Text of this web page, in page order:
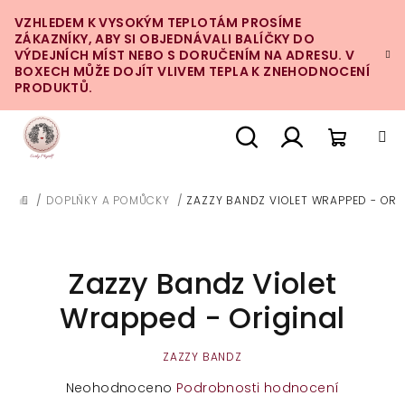
na
obsah
VZHLEDEM K VYSOKÝM TEPLOTÁM PROSÍME
ZÁKAZNÍKY, ABY SI OBJEDNÁVALI BALÍČKY DO
VÝDEJNÍCH MÍST NEBO S DORUČENÍM NA ADRESU. V
BOXECH MŮŽE DOJÍT VLIVEM TEPLA K ZNEHODNOCENÍ
PRODUKTŮ.
DOMŮ
/ DOPLŇKY A POMŮCKY / ZAZZY BANDZ VIOLET WRAPPED -
Zazzy Bandz Violet
Wrapped - Original
ZAZZY BANDZ
Průměrné
Neohodnoceno Podrobnosti hodnocení